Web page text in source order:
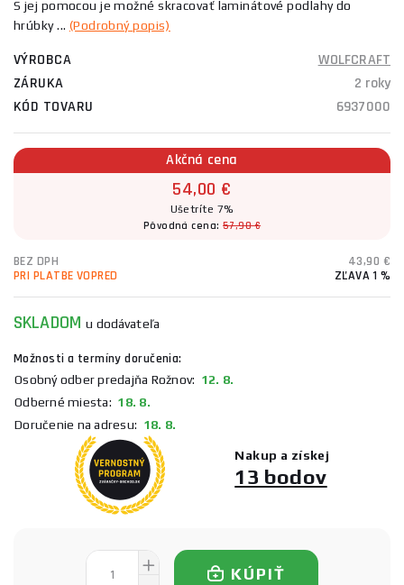
S jej pomocou je možné skracovať laminátové podlahy do
hrúbky ... (Podrobný popis)
VÝROBCA
WOLFCRAFT
ZÁRUKA
2 roky
KÓD TOVARU
6937000
Akčná cena
54,00 €
Ušetríte 7%
Pôvodná cena:57,90 €
BEZ DPH
43,90 €
PRI PLATBE VOPRED
ZĽAVA 1 %
SKLADOMu dodávateľa
Možnosti a termíny doručenia:
Osobný odber predajňa Rožnov: 12. 8.
Odberné miesta: 18. 8.
Doručenie na adresu: 18. 8.
Nakup a získej
13 bodov
KÚPIŤ